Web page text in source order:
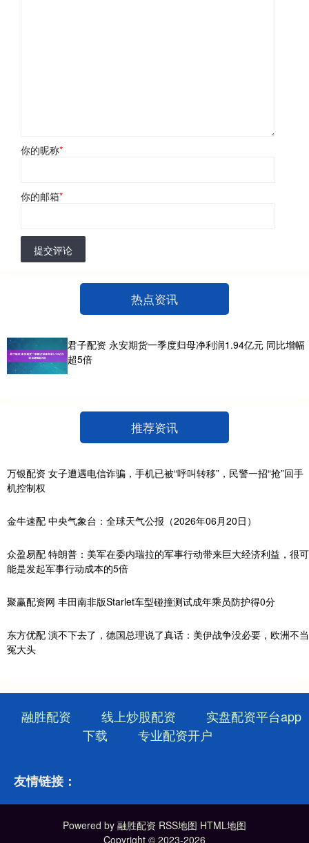
你的昵称*
你的邮箱*
提交评论
热点资讯
君子配资 永安期货一季度归母净利润1.94亿元 同比增幅
超5倍
推荐资讯
万银配资 女子遭遇电信诈骗，手机已被“呼叫转移”，民警一招“抢”回手
机控制权
金牛速配 中央气象台：全球天气公报（2026年06月20日）
众盈易配 特朗普：美军在委内瑞拉的军事行动带来巨大经济利益，很可
能是发起军事行动成本的5倍
聚赢配资网 丰田南非版Starlet车型碰撞测试成年乘员防护得0分
东方优配 演不下去了，德国总理说了真话：美伊战争没必要，欧洲不当
冤大头
融胜配资 线上炒股配资
实盘配资平台app
下载
专业配资开户
友情链接：
Powered by 融胜配资 RSS地图 HTML地图
Copyright © 2023-2026